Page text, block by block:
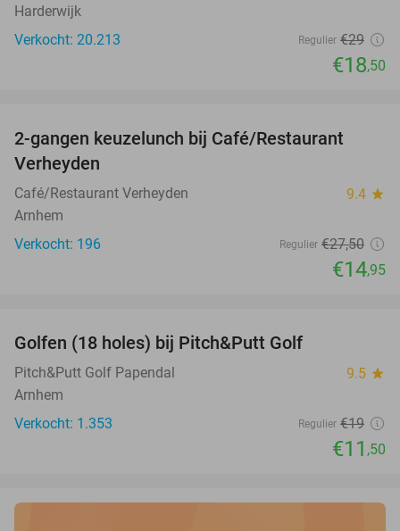
Harderwijk
Verkocht: 20.213
Regulier €29
€18,50
2-gangen keuzelunch bij Café/Restaurant
Verheyden
Café/Restaurant Verheyden 9.4 star
Arnhem
Verkocht: 196
Regulier €27,50
€14,95
Golfen (18 holes) bij Pitch&Putt Golf
Pitch&Putt Golf Papendal 9.5 star
Arnhem
Verkocht: 1.353
Regulier €19
€11 ,50